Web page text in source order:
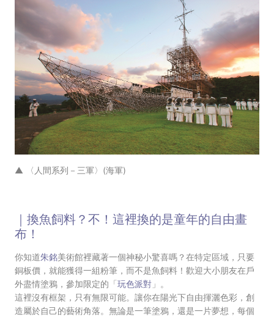
▲ 〈人間系列－三軍〉(海軍)
｜換魚飼料？不！這裡換的是童年的自由畫
布！
你知道朱銘美術館裡藏著一個神秘小驚喜嗎？在特定區域，只要
銅板價，就能獲得一組粉筆，而不是魚飼料！歡迎大小朋友在戶
外盡情塗鴉，參加限定的「 玩色派對 」。
這裡沒有框架，只有無限可能。讓你在陽光下自由揮灑色彩，創
造屬於自己的藝術角落。無論是一筆塗鴉，還是一片夢想，每個